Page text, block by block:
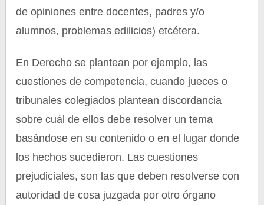
de opiniones entre docentes, padres y/o
alumnos, problemas edilicios) etcétera.
En Derecho se plantean por ejemplo, las
cuestiones de competencia, cuando jueces o
tribunales colegiados plantean discordancia
sobre cuál de ellos debe resolver un tema
basándose en su contenido o en el lugar donde
los hechos sucedieron. Las cuestiones
prejudiciales, son las que deben resolverse con
autoridad de cosa juzgada por otro órgano